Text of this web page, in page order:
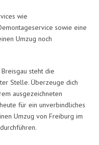
wie
sowie eine
Umzug noch
steht die
Stelle. Überzeuge dich
ausgezeichneten
für ein unverbindliches
Umzug von Freiburg im